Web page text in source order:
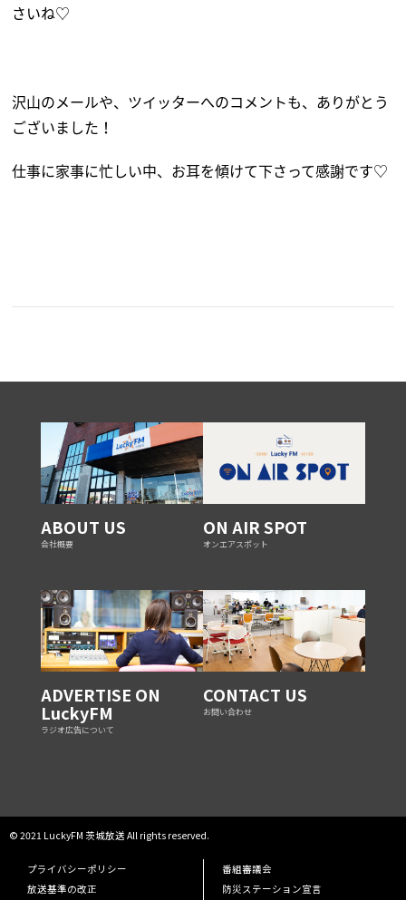
さいね♡
沢山のメールや、ツイッターへのコメントも、ありがとう
ございました！
仕事に家事に忙しい中、お耳を傾けて下さって感謝です♡
ABOUT US
会社概要
ON AIR SPOT
オンエアスポット
ADVERTISE ON
LuckyFM
ラジオ広告について
CONTACT US
お問い合わせ
© 2021 LuckyFM 茨城放送 All rights reserved.
プライバシーポリシー
番組審議会
放送基準の改正
防災ステーション宣言